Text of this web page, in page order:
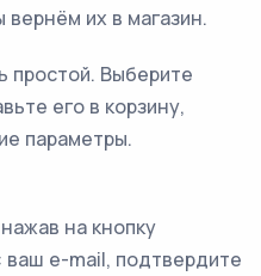
их в магазин.
простой. Выберите
его в корзину,
параметры.
на кнопку
e-mail, подтвердите